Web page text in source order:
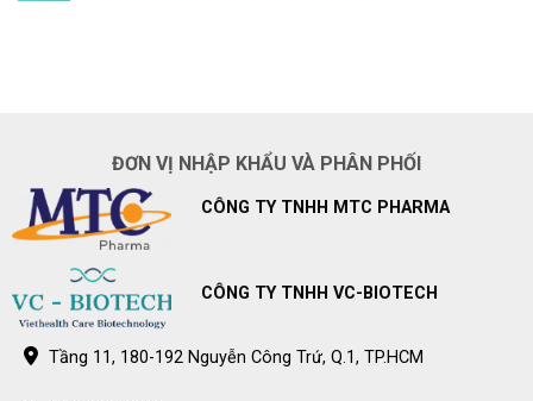
chính
trên
toàn
quốc
Châu
Điểm
BioGaia
Prodentis
chính
hãng
trên
toàn
quốc
ĐƠN VỊ NHẬP KHẨU VÀ PHÂN PHỐI
CÔNG TY TNHH MTC PHARMA
CÔNG TY TNHH VC-BIOTECH
Tầng 11, 180-192 Nguyễn Công Trứ, Q.1, TP.HCM